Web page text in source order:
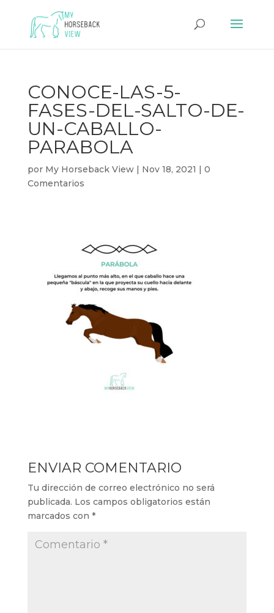
CONOCE-LAS-5-
FASES-DEL-SALTO-DE-
UN-CABALLO-
PARABOLA
por My Horseback View| Nov 18, 2021 | 0
Comentarios
ENVIAR COMENTARIO
Tu dirección de correo electrónico no será
publicada. Los campos obligatorios están
marcados con *